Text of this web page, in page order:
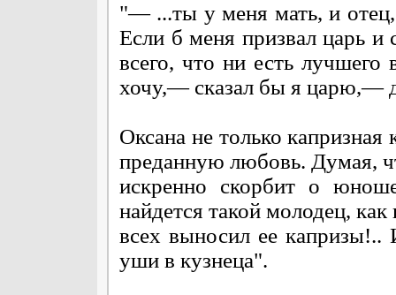
"— ...ты у меня мать, и отец,
Если б меня призвал царь и
всего, что ни есть
хочу,— сказал бы я царю,—
Оксана не только
преданную любовь. Думая,
искренно скорбит о
найдется такой молодец,
всех выносил ее
уши в кузнеца".